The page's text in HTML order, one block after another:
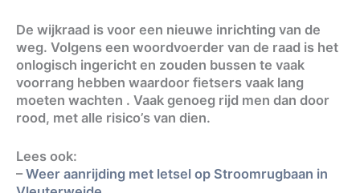
De wijkraad is voor een nieuwe inrichting van de
weg. Volgens een woordvoerder van de raad is het
onlogisch ingericht en zouden bussen te vaak
voorrang hebben waardoor fietsers vaak lang
moeten wachten . Vaak genoeg rijd men dan door
rood, met alle risico’s van dien.
Lees ook:
– Weer aanrijding met letsel op Stroomrugbaan in